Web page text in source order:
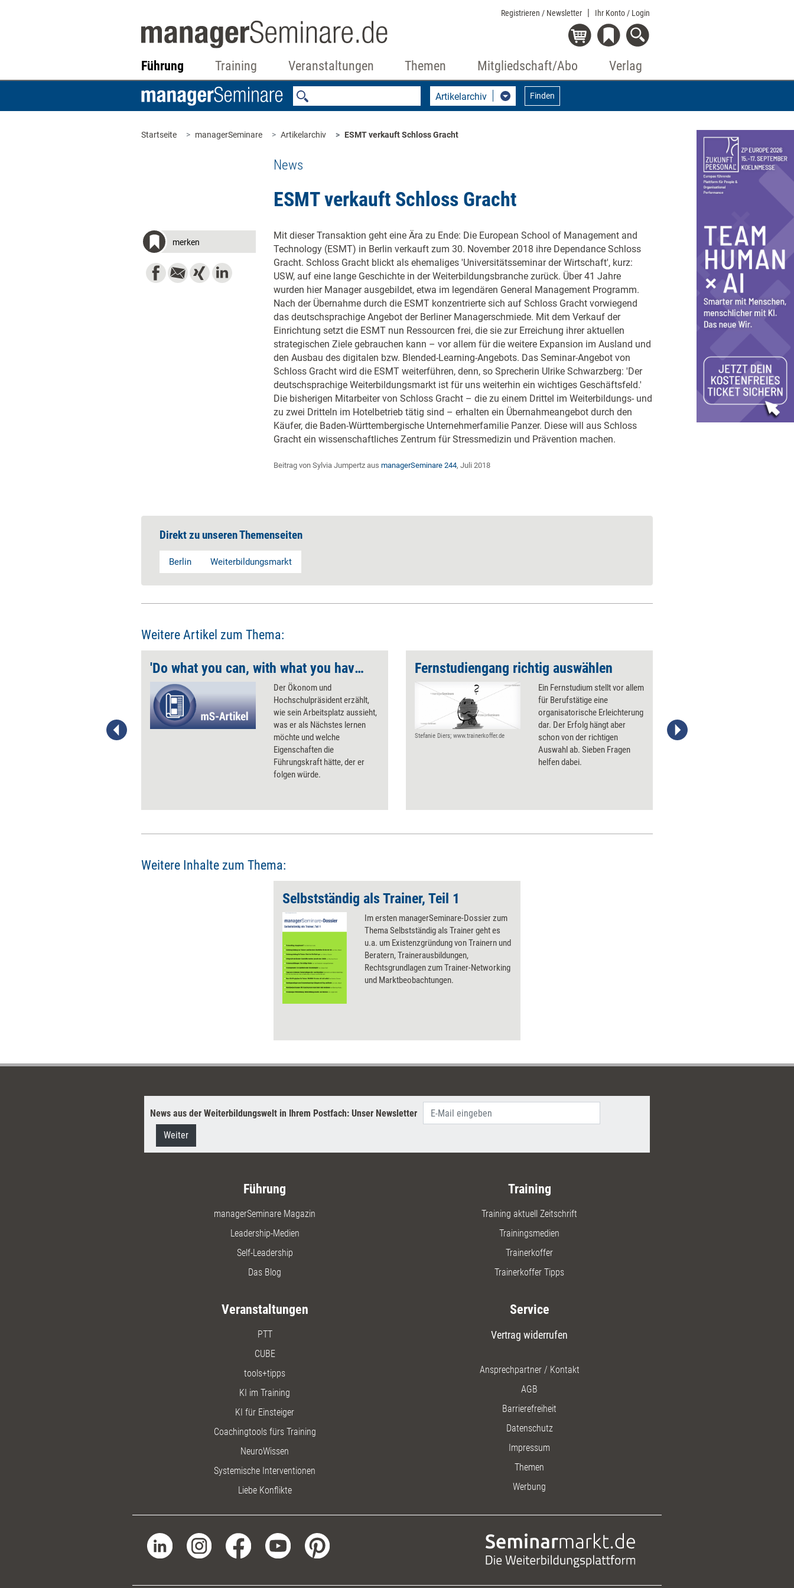
Registrieren / Newsletter Ihr Konto / Login
Führung Training Veranstaltungen Themen Mitgliedschaft/Abo Verlag
Artikelarchiv Finden
Startseite managerSeminare Artikelarchiv ESMT verkauft Schloss Gracht
News
ESMT verkauft Schloss Gracht
merken
Mit dieser Transaktion geht eine Ära zu Ende: Die European School of Management and
Technology (ESMT) in Berlin verkauft zum 30. November 2018 ihre Dependance Schloss
Gracht. Schloss Gracht blickt als ehemaliges 'Universitätsseminar der Wirtschaft', kurz:
USW, auf eine lange Geschichte in der Weiterbildungsbranche zurück. Über 41 Jahre
wurden hier Manager ausgebildet, etwa im legendären General Management Programm.
Nach der Übernahme durch die ESMT konzentrierte sich auf Schloss Gracht vorwiegend
das deutschsprachige Angebot der Berliner Managerschmiede. Mit dem Verkauf der
Einrichtung setzt die ESMT nun Ressourcen frei, die sie zur Erreichung ihrer aktuellen
strategischen Ziele gebrauchen kann – vor allem für die weitere Expansion im Ausland und
den Ausbau des digitalen bzw. Blended-Learning-Angebots. Das Seminar-Angebot von
Schloss Gracht wird die ESMT weiterführen, denn, so Sprecherin Ulrike Schwarzberg: 'Der
deutschsprachige Weiterbildungsmarkt ist für uns weiterhin ein wichtiges Geschäftsfeld.'
Die bisherigen Mitarbeiter von Schloss Gracht – die zu einem Drittel im Weiterbildungs- und
zu zwei Dritteln im Hotelbetrieb tätig sind – erhalten ein Übernahmeangebot durch den
Käufer, die Baden-Württembergische Unternehmerfamilie Panzer. Diese will aus Schloss
Gracht ein wissenschaftliches Zentrum für Stressmedizin und Prävention machen.
Beitrag von Sylvia Jumpertz aus managerSeminare 244, Juli 2018
Direkt zu unseren Themenseiten
Berlin Weiterbildungsmarkt
Weitere Artikel zum Thema:
Krise. Denn viele Unternehmen
'Do what you can, with what you have, where you are'
Der Ökonom und
Hochschulpräsident erzählt,
wie sein Arbeitsplatz aussieht,
was er als Nächstes lernen
möchte und welche
Eigenschaften die
Führungskraft hätte, der er
folgen würde.
Fernstudiengang richtig auswählen
Stefanie Diers; www.trainerkoffer.de
Ein Fernstudium stellt vor allem
für Berufstätige eine
organisatorische Erleichterung
dar. Der Erfolg hängt aber
schon von der richtigen
Auswahl ab. Sieben Fragen
helfen dabei.
Stefanie Diers, © www.trainerkoffer.de
Weitere Inhalte zum Thema:
Selbstständig als Trainer, Teil 1
Im ersten managerSeminare-Dossier zum
Thema Selbstständig als Trainer geht es
u.a. um Existenzgründung von Trainern und
Beratern, Trainerausbildungen,
Rechtsgrundlagen zum Trainer-Networking
und Marktbeobachtungen.
News aus der Weiterbildungswelt in Ihrem Postfach: Unser Newsletter
Weiter
Führung
managerSeminare Magazin
Leadership-Medien
Self-Leadership
Das Blog
Training
Training aktuell Zeitschrift
Trainingsmedien
Trainerkoffer
Trainerkoffer Tipps
Veranstaltungen
PTT
CUBE
tools+tipps
KI im Training
KI für Einsteiger
Coachingtools fürs Training
NeuroWissen
Systemische Interventionen
Liebe Konflikte
Service
Vertrag widerrufen
Ansprechpartner / Kontakt
AGB
Barrierefreiheit
Datenschutz
Impressum
Themen
Werbung